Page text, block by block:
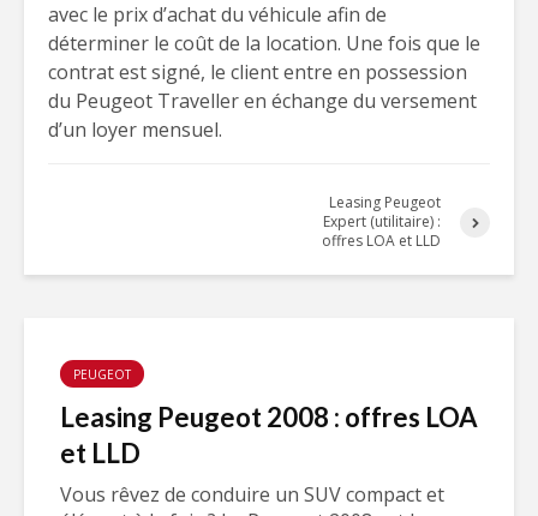
avec le prix d’achat du véhicule afin de
déterminer le coût de la location. Une fois que le
contrat est signé, le client entre en possession
du Peugeot Traveller en échange du versement
d’un loyer mensuel.
Leasing Peugeot
Expert (utilitaire) :
offres LOA et LLD
PEUGEOT
Leasing Peugeot 2008 : offres LOA
et LLD
Vous rêvez de conduire un SUV compact et